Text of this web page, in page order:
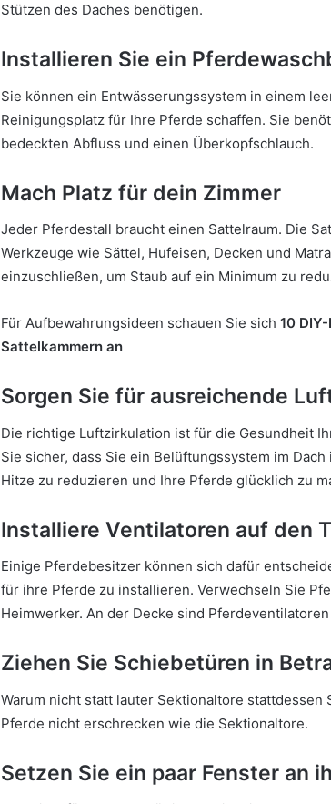
Stützen des Daches benötigen.
Installieren Sie ein
Sie können ein Entwässerungssystem in einem
Reinigungsplatz für Ihre Pferde schaffen. Sie
bedeckten Abfluss und einen Überkopfschlauch.
Mach Platz für dein Zimmer
Jeder Pferdestall braucht einen Sattelraum. Die
Werkzeuge wie Sättel, Hufeisen, Decken und
einzuschließen, um Staub auf ein Minimum zu
Für Aufbewahrungsideen schauen Sie sich 10
Sattelkammern an
Sorgen Sie für ausreichende
Die richtige Luftzirkulation ist für die Gesundheit
Sie sicher, dass Sie ein Belüftungssystem im
Hitze zu reduzieren und Ihre Pferde glücklich zu
Installiere Ventilatoren auf den
Einige Pferdebesitzer können sich dafür
für ihre Pferde zu installieren. Verwechseln Sie
Heimwerker. An der Decke sind
Ziehen Sie Schiebetüren in
Warum nicht statt lauter Sektionaltore stattdessen
Pferde nicht erschrecken wie die Sektionaltore.
Setzen Sie ein paar Fenster an